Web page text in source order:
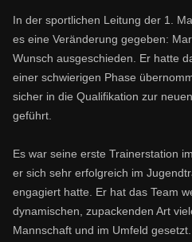
In der sportlichen Leitung der 1.
es eine Veränderung gegeben:
Wunsch ausgeschieden. Er hatte
einer schwierigen Phase
sicher in die Qualifikation zur
geführt.
Es war seine erste Trainerstation
er sich sehr erfolgreich im
engagiert hatte. Er hat das Team
dynamischen, zupackenden Art
Mannschaft und im Umfeld